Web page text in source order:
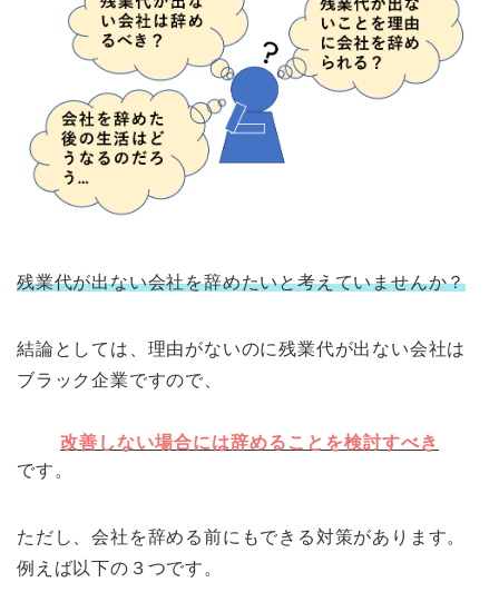
残業代が出ない会社を辞めたいと考えていませんか？
結論としては、理由がないのに残業代が出ない会社は
ブラック企業ですので、
改善しない場合には辞めることを検討すべき
です。
ただし、会社を辞める前にもできる対策があります。
例えば以下の３つです。